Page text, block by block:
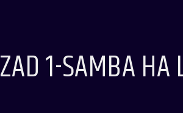
1-SAMBA HA